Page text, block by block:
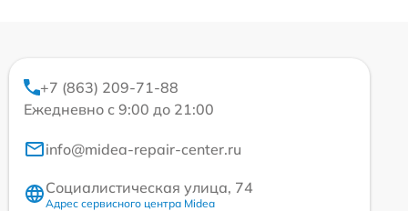
+7 (863) 209-71-88
Ежедневно с 9:00 до 21:00
info@midea-repair-center.ru
Социалистическая улица, 74
Адрес сервисного центра Midea